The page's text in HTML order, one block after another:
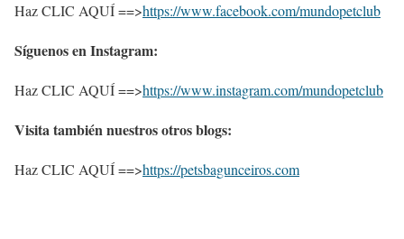
Haz CLIC AQUÍ ==>https://www.facebook.com/mundopetclub
Síguenos en Instagram:
Haz CLIC AQUÍ ==>https://www.instagram.com/mundopetclub
Visita también nuestros otros blogs:
Haz CLIC AQUÍ ==>https://petsbagunceiros.com